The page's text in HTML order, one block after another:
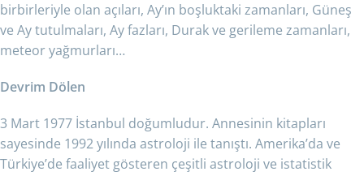
birbirleriyle olan açıları, Ay’ın boşluktaki zamanları, Güneş
ve Ay tutulmaları, Ay fazları, Durak ve gerileme zamanları,
meteor yağmurları…
Devrim Dölen
3 Mart 1977 İstanbul doğumludur. Annesinin kitapları
sayesinde 1992 yılında astroloji ile tanıştı. Amerika’da ve
Türkiye’de faaliyet gösteren çeşitli astroloji ve istatistik